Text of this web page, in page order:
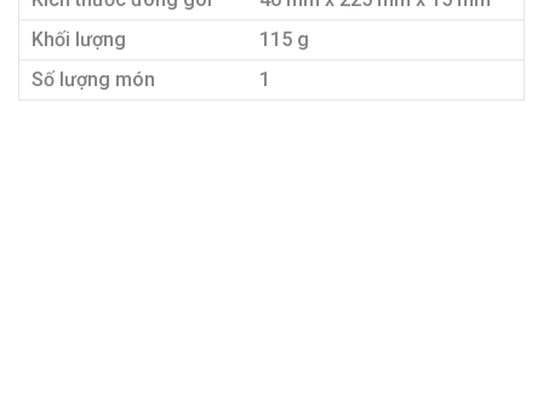
Khối lượng
115 g
Số lượng món
1